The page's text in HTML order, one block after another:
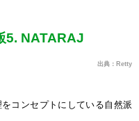
5. NATARAJ
出典：Retty
コンセプトにしている自然派